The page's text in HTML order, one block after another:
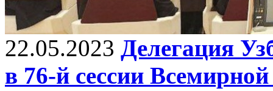
22.05.2023 Делегация
в 76-й сессии